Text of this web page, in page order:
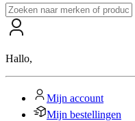
Hallo,
Mijn account
Mijn bestellingen